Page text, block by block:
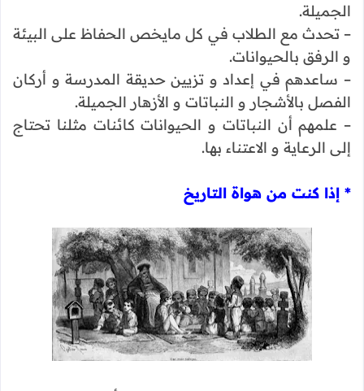
الجميلة.
– تحدث مع الطلاب في كل مايخص الحفاظ على البيئة
و الرفق بالحيوانات.
– ساعدهم في إعداد و تزيين حديقة المدرسة و أركان
الفصل بالأشجار و النباتات و الأزهار الجميلة.
– علمهم أن النباتات و الحيوانات كائنات مثلنا تحتاج
إلى الرعاية و الاعتناء بها.
* إذا كنت من هواة التاريخ